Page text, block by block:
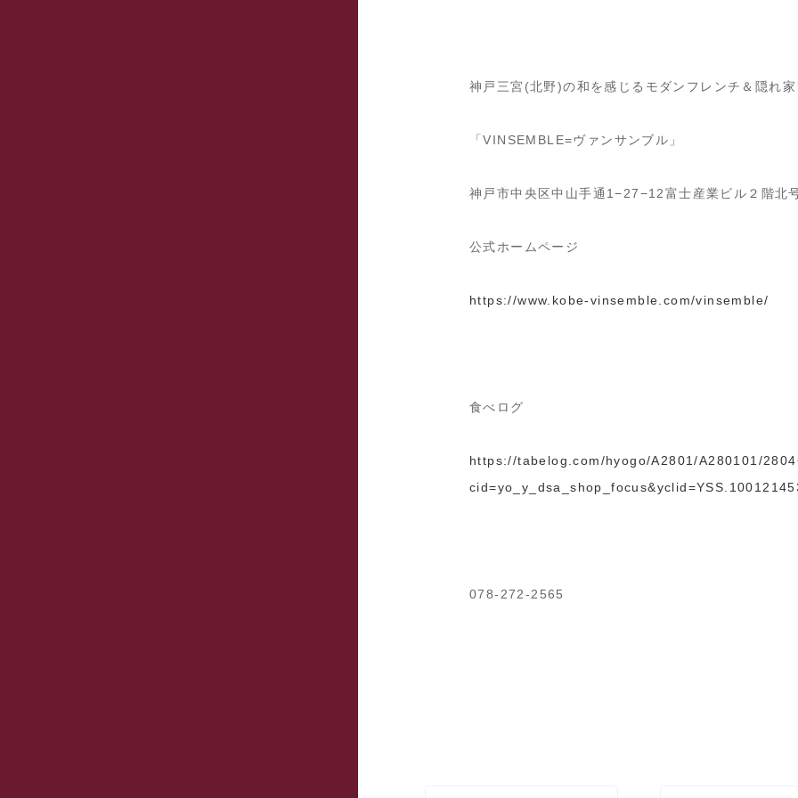
神戸三宮(北野)の和を感じるモダンフレンチ＆隠れ
「VINSEMBLE=ヴァンサンブル」
神戸市中央区中山手通1−27−12富士産業ビル２階北
公式ホームページ
https://www.kobe-vinsemble.com/vinsemble/
食べログ
https://tabelog.com/hyogo/A2801/A280101/
078-272-2565